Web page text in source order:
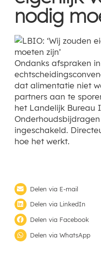
nodig
Ondanks afspraken
dat alimentatie niet
partners aan te
het Landelijk Bureau
ingeschakeld.
hoe het werkt.
Delen via E-mail
Delen via LinkedIn
Delen via Facebook
Delen via WhatsApp